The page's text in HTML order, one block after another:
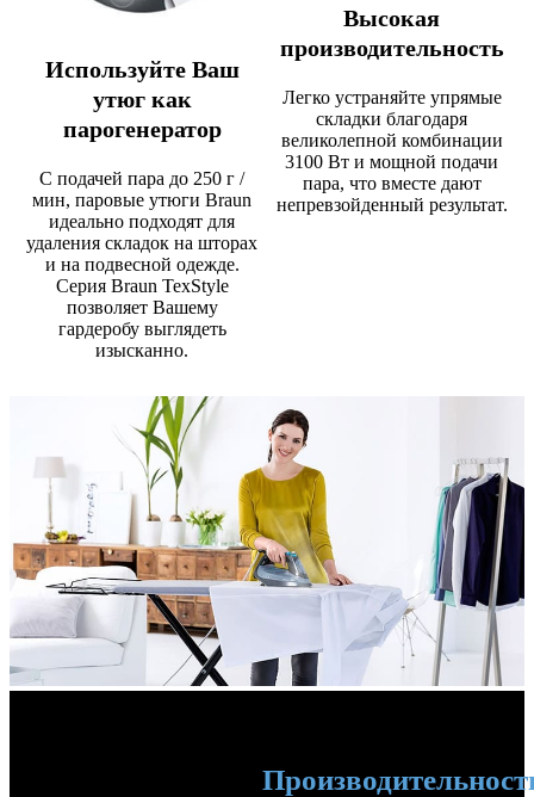
Используйте Ваш
утюг как
парогенератор
С подачей пара до 250 г /
мин, паровые утюги Braun
идеально подходят для
удаления складок на шторах
и на подвесной одежде.
Серия Braun TexStyle
позволяет Вашему
гардеробу выглядеть
изысканно.
Высокая
производительность
Легко устраняйте упрямые
складки благодаря
великолепной комбинации
3100 Вт и мощной подачи
пара, что вместе дают
непревзойденный результат.